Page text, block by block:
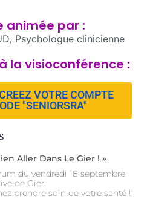
animée par :
Psychologue clinicienne
la visioconférence :
VOTRE COMPTE
"SENIORSRA"
Aller Dans Le Gier ! »
du vendredi 18 septembre
de Gier.
prendre soin de votre santé !